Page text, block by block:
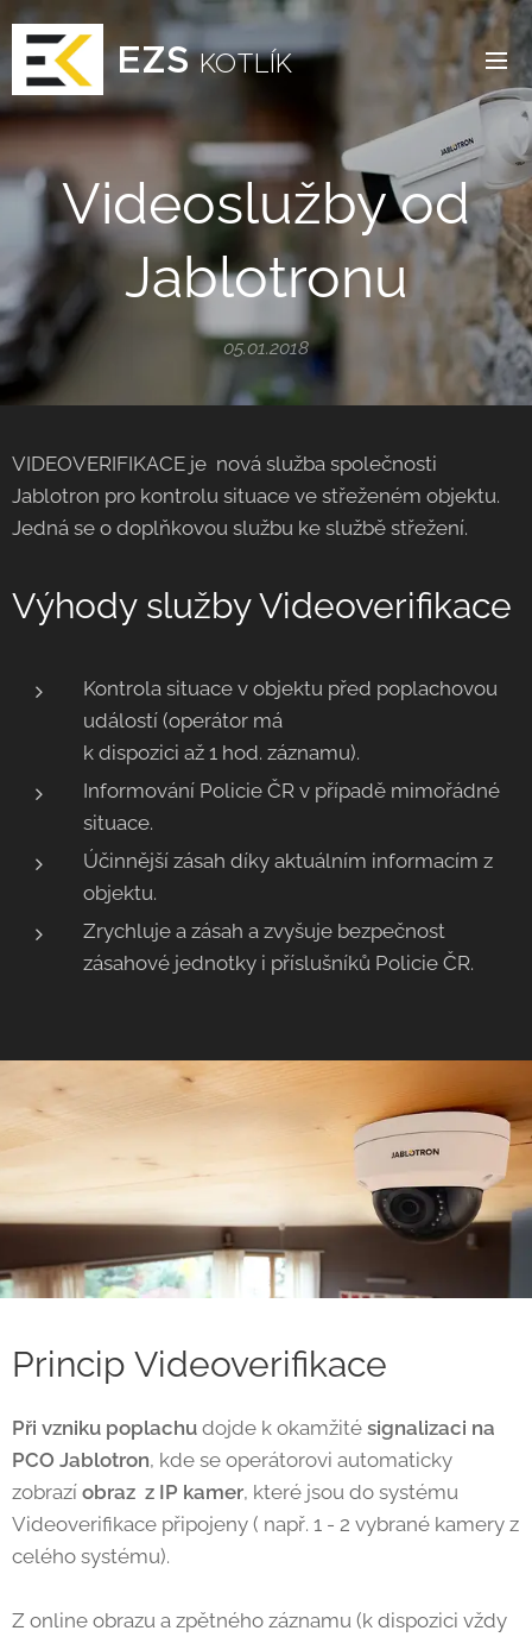
EZSKOTLÍK
Videoslužby od
Jablotronu
05.01.2018
VIDEOVERIFIKACE je nová služba společnosti
Jablotron pro kontrolu situace ve střeženém objektu.
Jedná se o doplňkovou službu ke službě střežení.
Výhody služby Videoverifikace
Kontrola situace v objektu před poplachovou
událostí (operátor má
k dispozici až 1 hod. záznamu).
Informování Policie ČR v případě mimořádné
situace.
Účinnější zásah díky aktuálním informacím z
objektu.
Zrychluje a zásah a zvyšuje bezpečnost
zásahové jednotky i příslušníků Policie ČR.
Princip Videoverifikace
Při vzniku poplachu dojde k okamžité signalizaci na
PCO Jablotron, kde se operátorovi automaticky
zobrazí obraz z IP kamer, které jsou do systému
Videoverifikace připojeny ( např. 1 - 2 vybrané kamery z
celého systému).
Z online obrazu a zpětného záznamu (k dispozici vždy